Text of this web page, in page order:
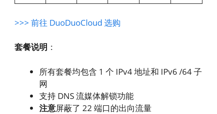
>>> 前往 DuoDuoCloud 选购
套餐说明 ：
所有套餐均包含 1 个 IPv4 地址和 IPv6 /64 子
网
支持 DNS 流媒体解锁功能
注意屏蔽了 22 端口的出向流量